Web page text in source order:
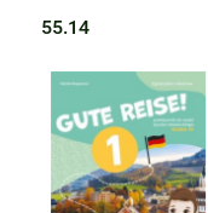
55.14